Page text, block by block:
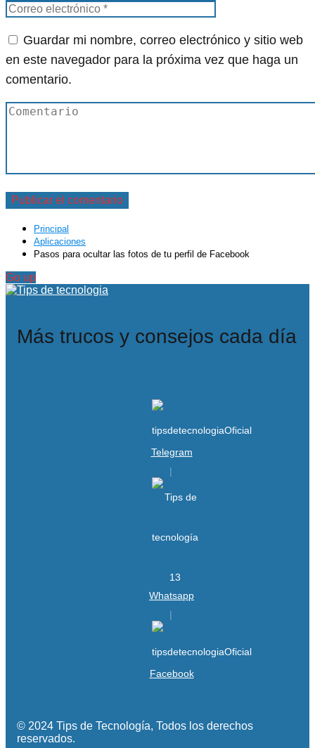
Guardar mi nombre, correo electrónico y sitio web
en este navegador para la próxima vez que haga un
comentario.
Principal
Aplicaciones
Pasos para ocultar las fotos de tu perfil de Facebook
Go up
Más trucos y consejos cada día
Telegram
Whatsapp
Facebook
© 2024 Tips de Tecnología, Todos los derechos
reservados.